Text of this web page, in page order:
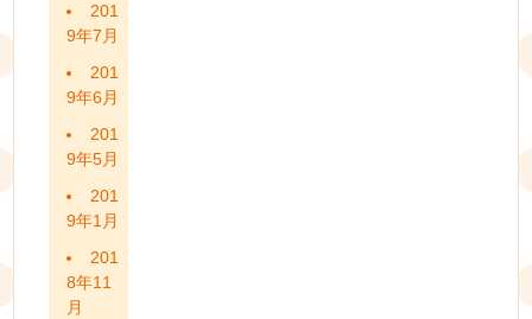
201
9年7月
201
9年6月
201
9年5月
201
9年1月
201
8年11
月